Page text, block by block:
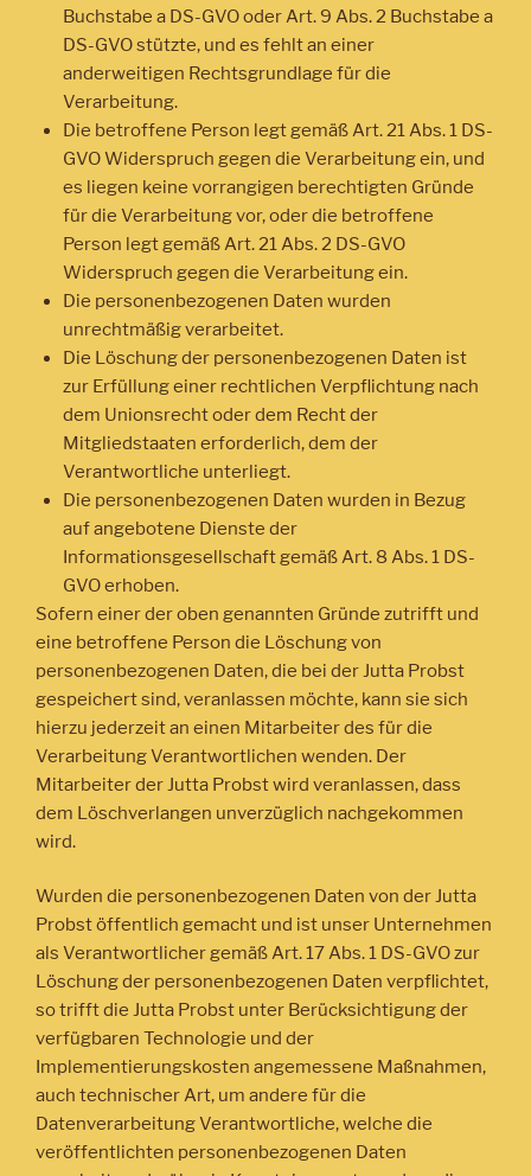
Buchstabe a DS-GVO oder Art. 9 Abs. 2 Buchstabe a
DS-GVO stützte, und es fehlt an einer
anderweitigen Rechtsgrundlage für die
Verarbeitung.
Die betroffene Person legt gemäß Art. 21 Abs. 1 DS-
GVO Widerspruch gegen die Verarbeitung ein, und
es liegen keine vorrangigen berechtigten Gründe
für die Verarbeitung vor, oder die betroffene
Person legt gemäß Art. 21 Abs. 2 DS-GVO
Widerspruch gegen die Verarbeitung ein.
Die personenbezogenen Daten wurden
unrechtmäßig verarbeitet.
Die Löschung der personenbezogenen Daten ist
zur Erfüllung einer rechtlichen Verpflichtung nach
dem Unionsrecht oder dem Recht der
Mitgliedstaaten erforderlich, dem der
Verantwortliche unterliegt.
Die personenbezogenen Daten wurden in Bezug
auf angebotene Dienste der
Informationsgesellschaft gemäß Art. 8 Abs. 1 DS-
GVO erhoben.
Sofern einer der oben genannten Gründe zutrifft und
eine betroffene Person die Löschung von
personenbezogenen Daten, die bei der Jutta Probst
gespeichert sind, veranlassen möchte, kann sie sich
hierzu jederzeit an einen Mitarbeiter des für die
Verarbeitung Verantwortlichen wenden. Der
Mitarbeiter der Jutta Probst wird veranlassen, dass
dem Löschverlangen unverzüglich nachgekommen
wird.
Wurden die personenbezogenen Daten von der Jutta
Probst öffentlich gemacht und ist unser Unternehmen
als Verantwortlicher gemäß Art. 17 Abs. 1 DS-GVO zur
Löschung der personenbezogenen Daten verpflichtet,
so trifft die Jutta Probst unter Berücksichtigung der
verfügbaren Technologie und der
Implementierungskosten angemessene Maßnahmen,
auch technischer Art, um andere für die
Datenverarbeitung Verantwortliche, welche die
veröffentlichten personenbezogenen Daten